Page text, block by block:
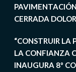
CERRADA
“CONSTRUIR LA
LA CONFIANZA
INAUGURA 8º